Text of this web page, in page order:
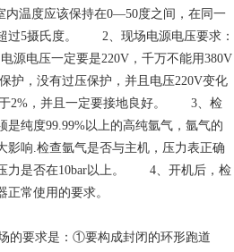
内温度应该保持在0—50度之间，在同一
过5摄氏度。 2、现场电源电压要求：
源电压一定要是220V，千万不能用380V
护，没有过压保护，并且电压220V变化
于2%，并且一定要接地良好。 3、检
是纯度99.99%以上的高纯氩气，氩气的
影响.检查氩气是否与主机，压力表正确
力是否在10bar以上。 4、开机后，检
常使用的要求。
的要求是：①要构成封闭的环形跑道